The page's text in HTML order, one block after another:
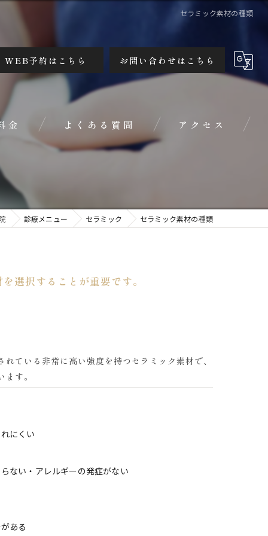
セラミック素材の種類
WEB予約はこちら お問い合わせはこちら
わせが気になる
金 よくある質問 アクセス
診療メニュー セラミック セラミック素材の種類
選択することが重要です。
ている非常に高い強度を持つセラミック素材で、
す。
にくい
ない・アレルギーの発症がない
ある